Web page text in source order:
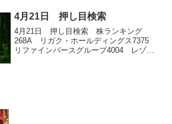
4月21日 押し目検索
4月21日 押し目検索 株ランキング
268A リガク・ホールディングス7375
リファインバースグループ4004 レゾナ